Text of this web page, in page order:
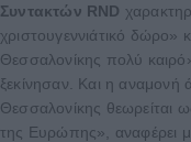
Συντακτών RND
χριστουγεννιάτικό δώρο»
Θεσσαλονίκης πολύ
ξεκίνησαν. Και η αναμονή
Θεσσαλονίκης θεωρείται
της Ευρώπης», αναφέρει